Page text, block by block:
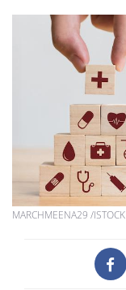
MARCHMEENA29 /ISTOCK